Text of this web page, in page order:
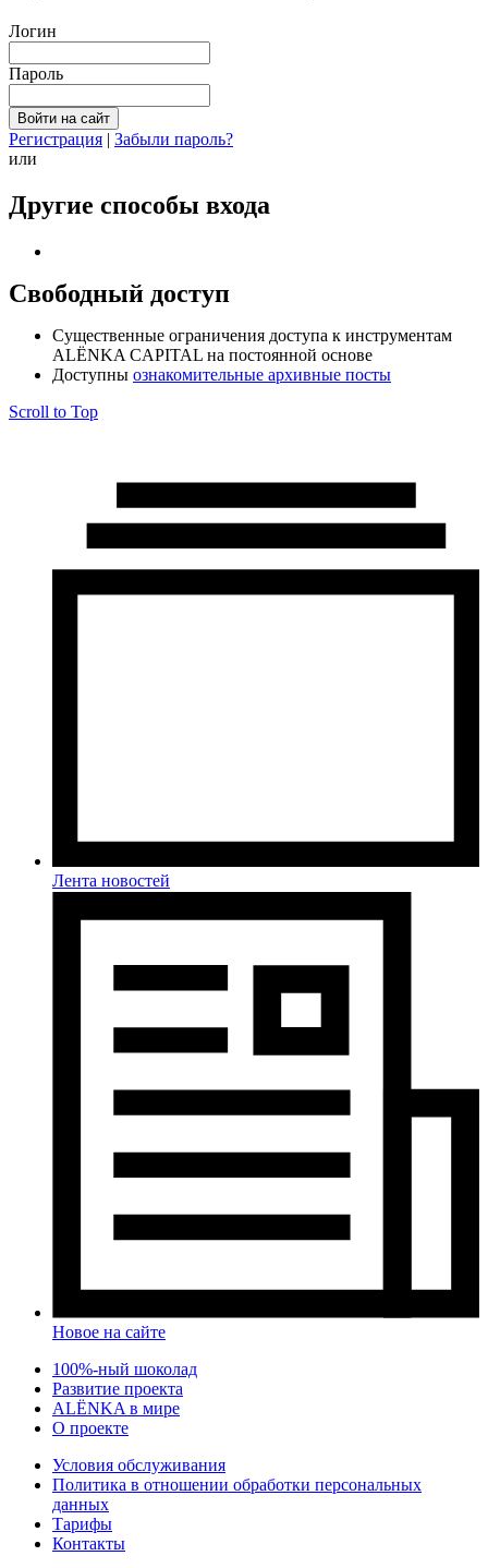
Логин
Пароль
Регистрация | Забыли пароль?
или
Другие способы входа
Свободный доступ
Cущественные ограничения доступа к инструментам
ALЁNKA CAPITAL на постоянной основе
Доступны ознакомительные архивные посты
Scroll to Top
Лента новостей
Новое на сайте
100%-ный шоколад
Развитие проекта
ALЁNKA в мире
О проекте
Условия обслуживания
Политика в отношении обработки персональных
данных
Тарифы
Контакты